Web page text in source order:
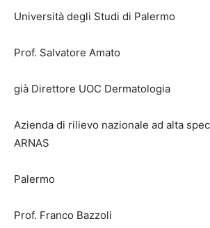
Università degli Studi di Palermo
Prof. Salvatore Amato
già Direttore UOC Dermatologia
Azienda di rilievo nazionale ad alta
ARNAS
Palermo
Prof. Franco Bazzoli